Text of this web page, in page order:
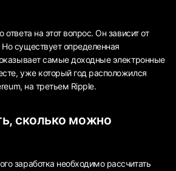
на этот вопрос. Он зависит от
существует определенная
самые доходные электронные
уже который год расположился
на третьем Ripple.
сколько можно
заработка необходимо рассчитать